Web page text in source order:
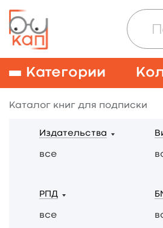
Категории
Каталог книг для подписки
Издательства
все
РПД
все